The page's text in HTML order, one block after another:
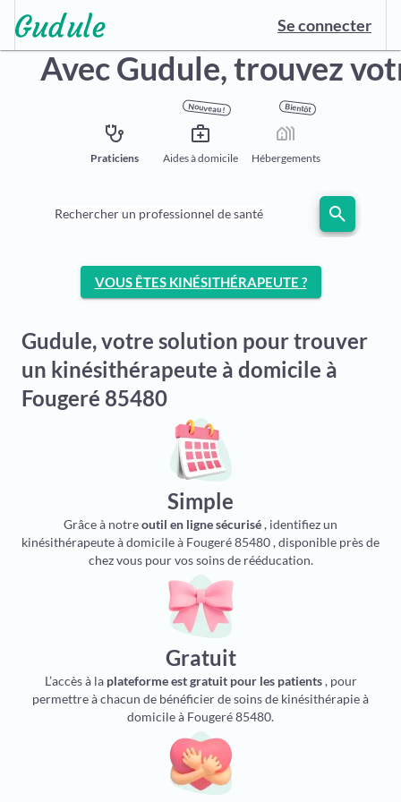
Se connecter
Avec Gudule,trouvez
stethoscope
Praticiens
Nouveau !
medical_services
Aides à domicile
Bientôt
holiday_village
Hébergements
Rechercher un professionnel de santé search
VOUS ÊTES KINÉSITHÉRAPEUTE ?
Gudule, votre solution pour trouver
un kinésithérapeute à domicile à
Fougeré 85480
Simple
Grâce à notreoutil en ligne sécurisé, identifiez un
kinésithérapeute à domicile à Fougeré 85480 , disponible près de
chez vous pour vos soins de rééducation.
Gratuit
L’accès à la plateforme est gratuit pour les patients, pour
permettre à chacun de bénéficier de soins de kinésithérapie à
domicile à Fougeré 85480.